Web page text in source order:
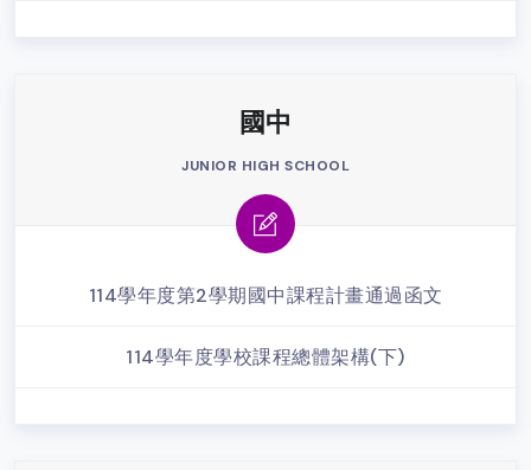
國中
JUNIOR HIGH SCHOOL
114學年度第2學期國中課程計畫通過函文
114學年度學校課程總體架構(下)